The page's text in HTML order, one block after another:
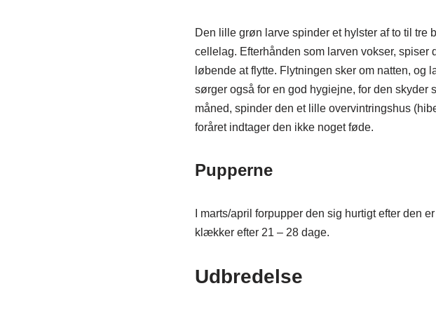
Den lille grøn larve spinder et hylster af to til tre
cellelag. Efterhånden som larven vokser,
løbende at flytte. Flytningen sker om natten,
sørger også for en god hygiejne, for den skyder
måned, spinder den et lille overvintringshus
foråret indtager den ikke noget føde.
Pupperne
I marts/april forpupper den sig hurtigt efter den
klækker efter 21 – 28 dage.
Udbredelse